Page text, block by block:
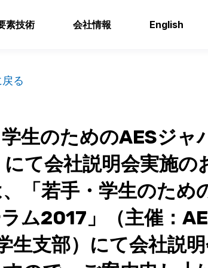
素技術 会社情報 English
る
生のためのAESジャ
て会社説明会実施の
「若手・学生のため
ム2017」（主催：
生支部）にて会社説